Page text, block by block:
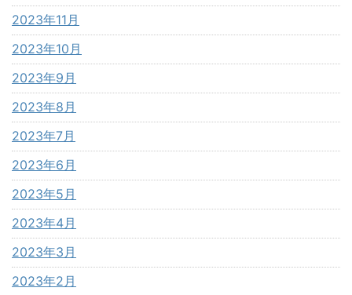
2023年11月
2023年10月
2023年9月
2023年8月
2023年7月
2023年6月
2023年5月
2023年4月
2023年3月
2023年2月